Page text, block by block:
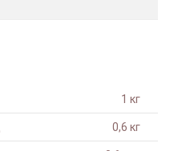
1 кг
0,6 кг